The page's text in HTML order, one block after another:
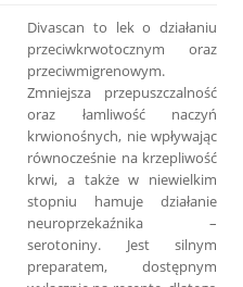
Divascan to lek o działaniu
przeciwkrwotocznym oraz
przeciwmigrenowym.
Zmniejsza przepuszczalność
oraz łamliwość naczyń
krwionośnych, nie wpływając
równocześnie na krzepliwość
krwi, a także w niewielkim
stopniu hamuje działanie
neuroprzekaźnika –
serotoniny. Jest silnym
preparatem, dostępnym